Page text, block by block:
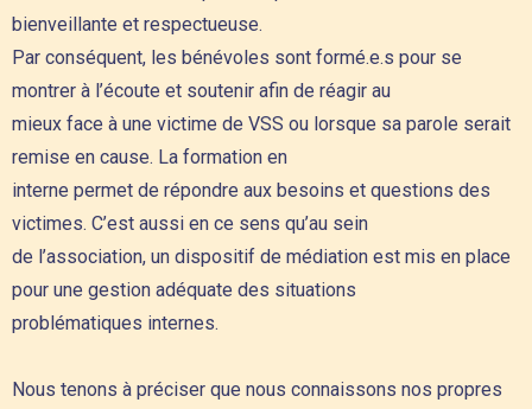
bienveillante et respectueuse.
Par conséquent, les bénévoles sont formé.e.s pour se
montrer à l’écoute et soutenir afin de réagir au
mieux face à une victime de VSS ou lorsque sa parole serait
remise en cause. La formation en
interne permet de répondre aux besoins et questions des
victimes. C’est aussi en ce sens qu’au sein
de l’association, un dispositif de médiation est mis en place
pour une gestion adéquate des situations
problématiques internes.
Nous tenons à préciser que nous connaissons nos propres